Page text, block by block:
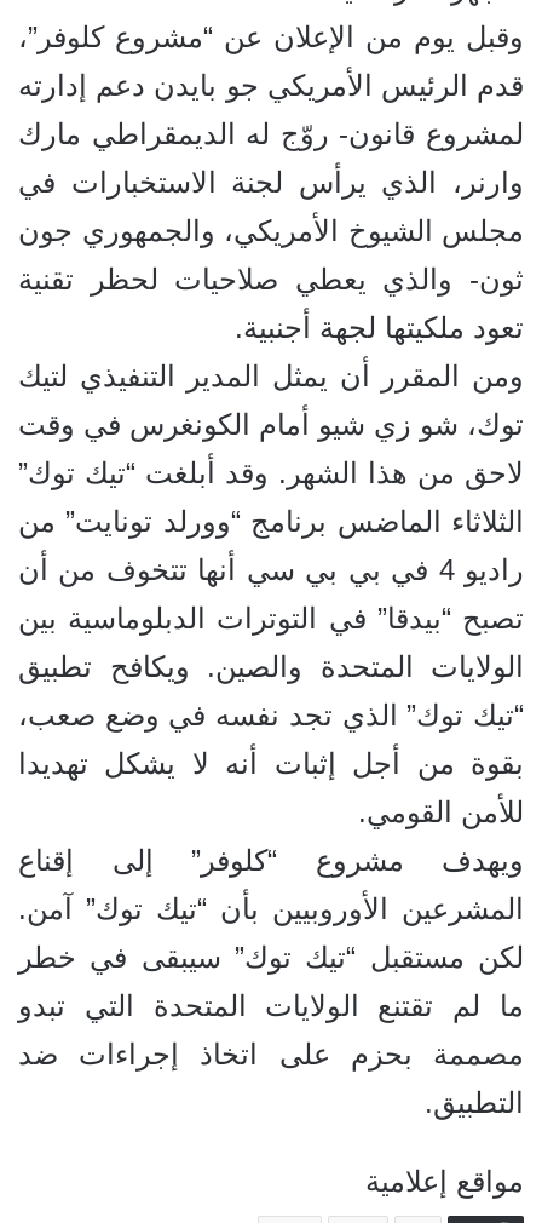
وقبل يوم من الإعلان عن “مشروع كلوفر”،
قدم الرئيس الأمريكي جو بايدن دعم إدارته
لمشروع قانون- روّج له الديمقراطي مارك
وارنر، الذي يرأس لجنة الاستخبارات في
مجلس الشيوخ الأمريكي، والجمهوري جون
ثون- والذي يعطي صلاحيات لحظر تقنية
تعود ملكيتها لجهة أجنبية.
ومن المقرر أن يمثل المدير التنفيذي لتيك
توك، شو زي شيو أمام الكونغرس في وقت
لاحق من هذا الشهر. وقد أبلغت “تيك توك”
الثلاثاء الماضس برنامج “وورلد تونايت” من
راديو 4 في بي بي سي أنها تتخوف من أن
تصبح “بيدقا” في التوترات الدبلوماسية بين
الولايات المتحدة والصين. ويكافح تطبيق
“تيك توك” الذي تجد نفسه في وضع صعب،
بقوة من أجل إثبات أنه لا يشكل تهديدا
للأمن القومي.
ويهدف مشروع “كلوفر” إلى إقناع
المشرعين الأوروبيين بأن “تيك توك” آمن.
لكن مستقبل “تيك توك” سيبقى في خطر
ما لم تقتنع الولايات المتحدة التي تبدو
مصممة بحزم على اتخاذ إجراءات ضد
التطبيق.
مواقع إعلامية